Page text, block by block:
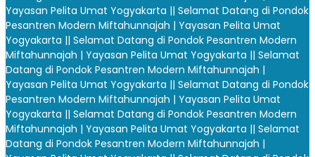
Yayasan Pelita Umat Yogyakarta || Selamat Datang di Pondok
Pesantren Modern Miftahunnajah | Yayasan Pelita Umat
Yogyakarta || Selamat Datang di Pondok Pesantren Modern
Miftahunnajah | Yayasan Pelita Umat Yogyakarta || Selamat
Datang di Pondok Pesantren Modern Miftahunnajah |
Yayasan Pelita Umat Yogyakarta || Selamat Datang di Pondok
Pesantren Modern Miftahunnajah | Yayasan Pelita Umat
Yogyakarta || Selamat Datang di Pondok Pesantren Modern
Miftahunnajah | Yayasan Pelita Umat Yogyakarta || Selamat
Datang di Pondok Pesantren Modern Miftahunnajah |